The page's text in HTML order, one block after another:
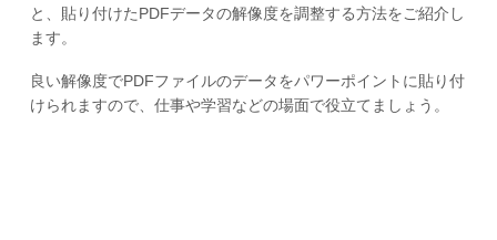
と、貼り付けたPDFデータの解像度を調整する方法をご紹介し
ます。
良い解像度でPDFファイルのデータをパワーポイントに貼り付
けられますので、仕事や学習などの場面で役立てましょう。